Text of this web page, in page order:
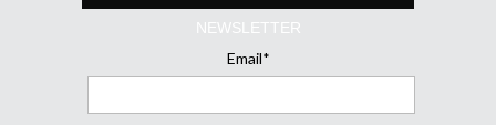
NEWSLETTER
Email*